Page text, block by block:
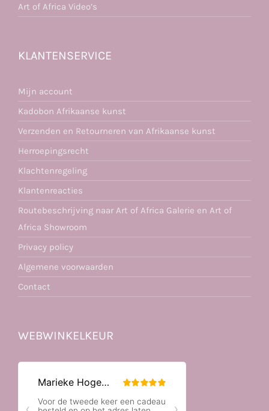
Art of Africa Video’s
KLANTENSERVICE
Mijn account
Kadobon Afrikaanse kunst
Verzenden en Retourneren van Afrikaanse kunst
Herroepingsrecht
Klachtenregeling
Klantenreacties
Routebeschrijving naar Art of Africa Galerie en Art of
Africa Showroom
Privacy policy
Algemene voorwaarden
Contact
WEBWINKELKEUR